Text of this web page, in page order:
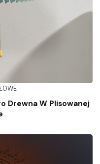
Drewna W Plisowanej